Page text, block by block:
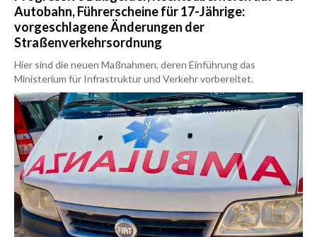
Autobahn, Führerscheine für 17-Jährige:
vorgeschlagene Änderungen der
Straßenverkehrsordnung
Hier sind die neuen Maßnahmen, deren Einführung das
Ministerium für Infrastruktur und Verkehr vorbereitet.